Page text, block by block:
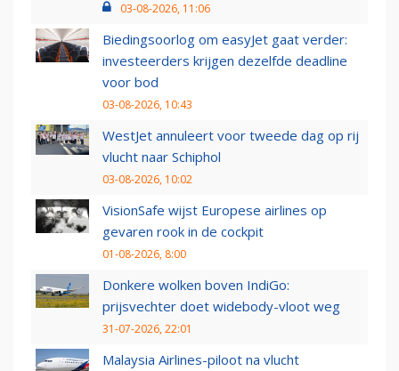
03-08-2026, 11:06
Biedingsoorlog om easyJet gaat verder:
investeerders krijgen dezelfde deadline
voor bod
03-08-2026, 10:43
WestJet annuleert voor tweede dag op rij
vlucht naar Schiphol
03-08-2026, 10:02
VisionSafe wijst Europese airlines op
gevaren rook in de cockpit
01-08-2026, 8:00
Donkere wolken boven IndiGo:
prijsvechter doet widebody-vloot weg
31-07-2026, 22:01
Malaysia Airlines-piloot na vlucht